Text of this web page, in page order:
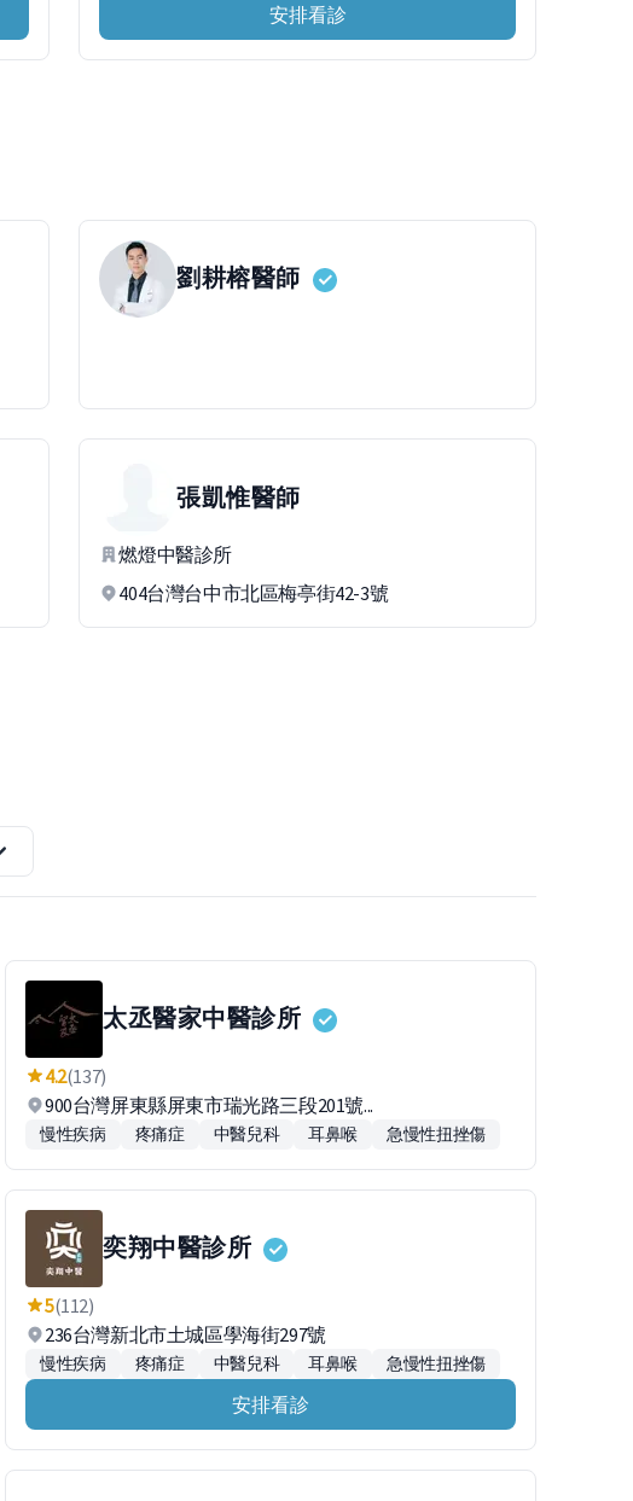
安排看診
劉耕榕醫師
張凱惟醫師
燃燈中醫診所
404台灣台中市北區梅亭街42-3號
太丞醫家中醫診所
4.2(137)
900台灣屏東縣屏東市瑞光路三段201號...
慢性疾病 疼痛症 中醫兒科 耳鼻喉 急慢性扭挫傷
奕翔中醫診所
5(112)
236台灣新北市土城區學海街297號
慢性疾病 疼痛症 中醫兒科 耳鼻喉 急慢性扭挫傷
安排看診